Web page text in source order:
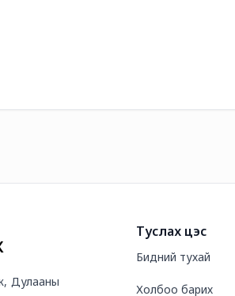
Дулааны
Туслах цэс
Бидний тухай
Холбоо барих